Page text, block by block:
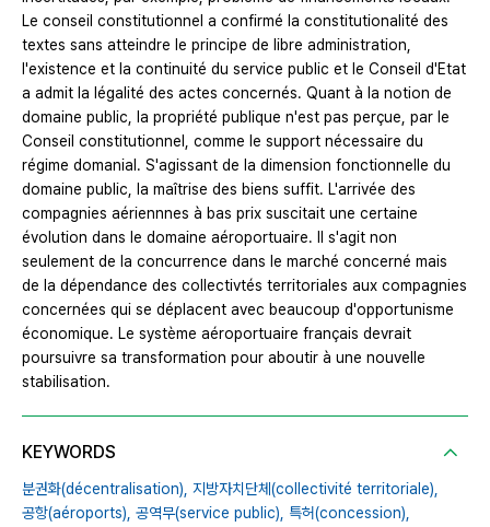
Le conseil constitutionnel a confirmé la constitutionalité des
textes sans atteindre le principe de libre administration,
l'existence et la continuité du service public et le Conseil d'Etat
a admit la légalité des actes concernés. Quant à la notion de
domaine public, la propriété publique n'est pas perçue, par le
Conseil constitutionnel, comme le support nécessaire du
régime domanial. S'agissant de la dimension fonctionnelle du
domaine public, la maîtrise des biens suffit. L'arrivée des
compagnies aériennnes à bas prix suscitait une certaine
évolution dans le domaine aéroportuaire. Il s'agit non
seulement de la concurrence dans le marché concerné mais
de la dépendance des collectivtés territoriales aux compagnies
concernées qui se déplacent avec beaucoup d'opportunisme
économique. Le système aéroportuaire français devrait
poursuivre sa transformation pour aboutir à une nouvelle
stabilisation.
KEYWORDS
분권화(décentralisation), 지방자치단체(collectivité territoriale),
공항(aéroports), 공역무(service public), 특허(concession),